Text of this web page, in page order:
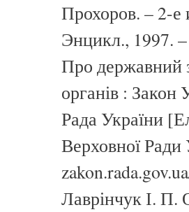
Прохоров. – 2-е
Энцикл., 1997.
Про державний
органів :
Рада України
Верховної
Лаврінчук І. П.